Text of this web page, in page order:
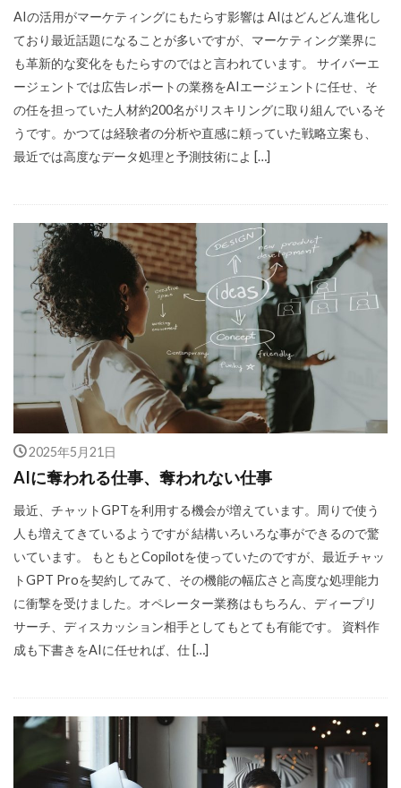
AIの活用がマーケティングにもたらす影響は AIはどんどん進化し
ており最近話題になることが多いですが、マーケティング業界に
も革新的な変化をもたらすのではと言われています。 サイバーエ
ージェントでは広告レポートの業務をAIエージェントに任せ、そ
の任を担っていた人材約200名がリスキリングに取り組んでいるそ
うです。かつては経験者の分析や直感に頼っていた戦略立案も、
最近では高度なデータ処理と予測技術によ […]
2025年5月21日
AIに奪われる仕事、奪われない仕事
最近、チャットGPTを利用する機会が増えています。周りで使う
人も増えてきているようですが 結構いろいろな事ができるので驚
いています。 もともとCopilotを使っていたのですが、最近チャッ
トGPT Proを契約してみて、その機能の幅広さと高度な処理能力
に衝撃を受けました。オペレーター業務はもちろん、ディープリ
サーチ、ディスカッション相手としてもとても有能です。 資料作
成も下書きをAIに任せれば、仕 […]